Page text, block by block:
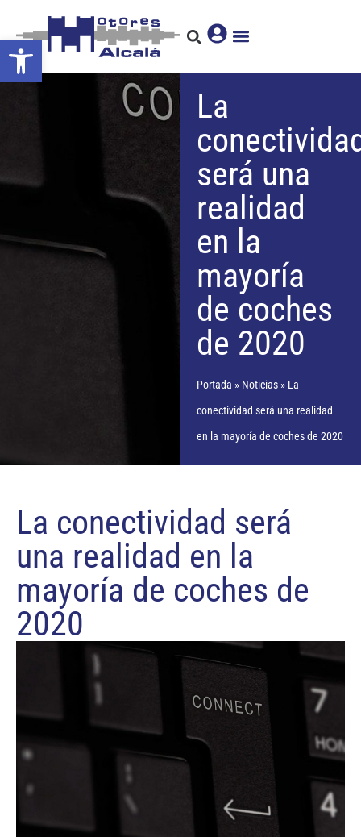
Abrir barra de herramientas
La
será una
realidad
en la
mayoría
de coches
de 2020
Portada » Noticias » La
conectividad será una realidad
en la mayoría de coches de 2020
La conectividad será
una realidad en la
mayoría de coches de
2020